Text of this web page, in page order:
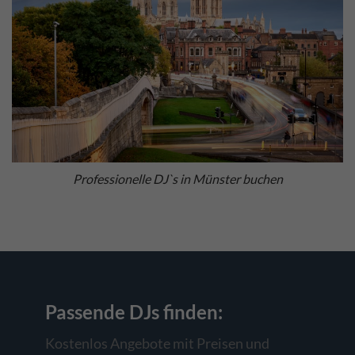
Professionelle DJ`s in Münster buchen
Passende DJsfinden:
Kostenlos Angebote mit Preisen und